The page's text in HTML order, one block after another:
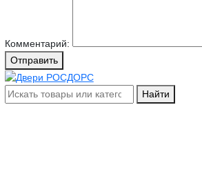
Комментарий:
Отправить
Найти